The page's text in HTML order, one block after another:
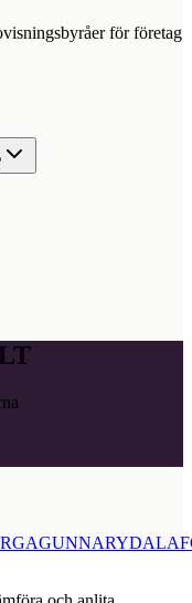
för företag
AGUNNARYD